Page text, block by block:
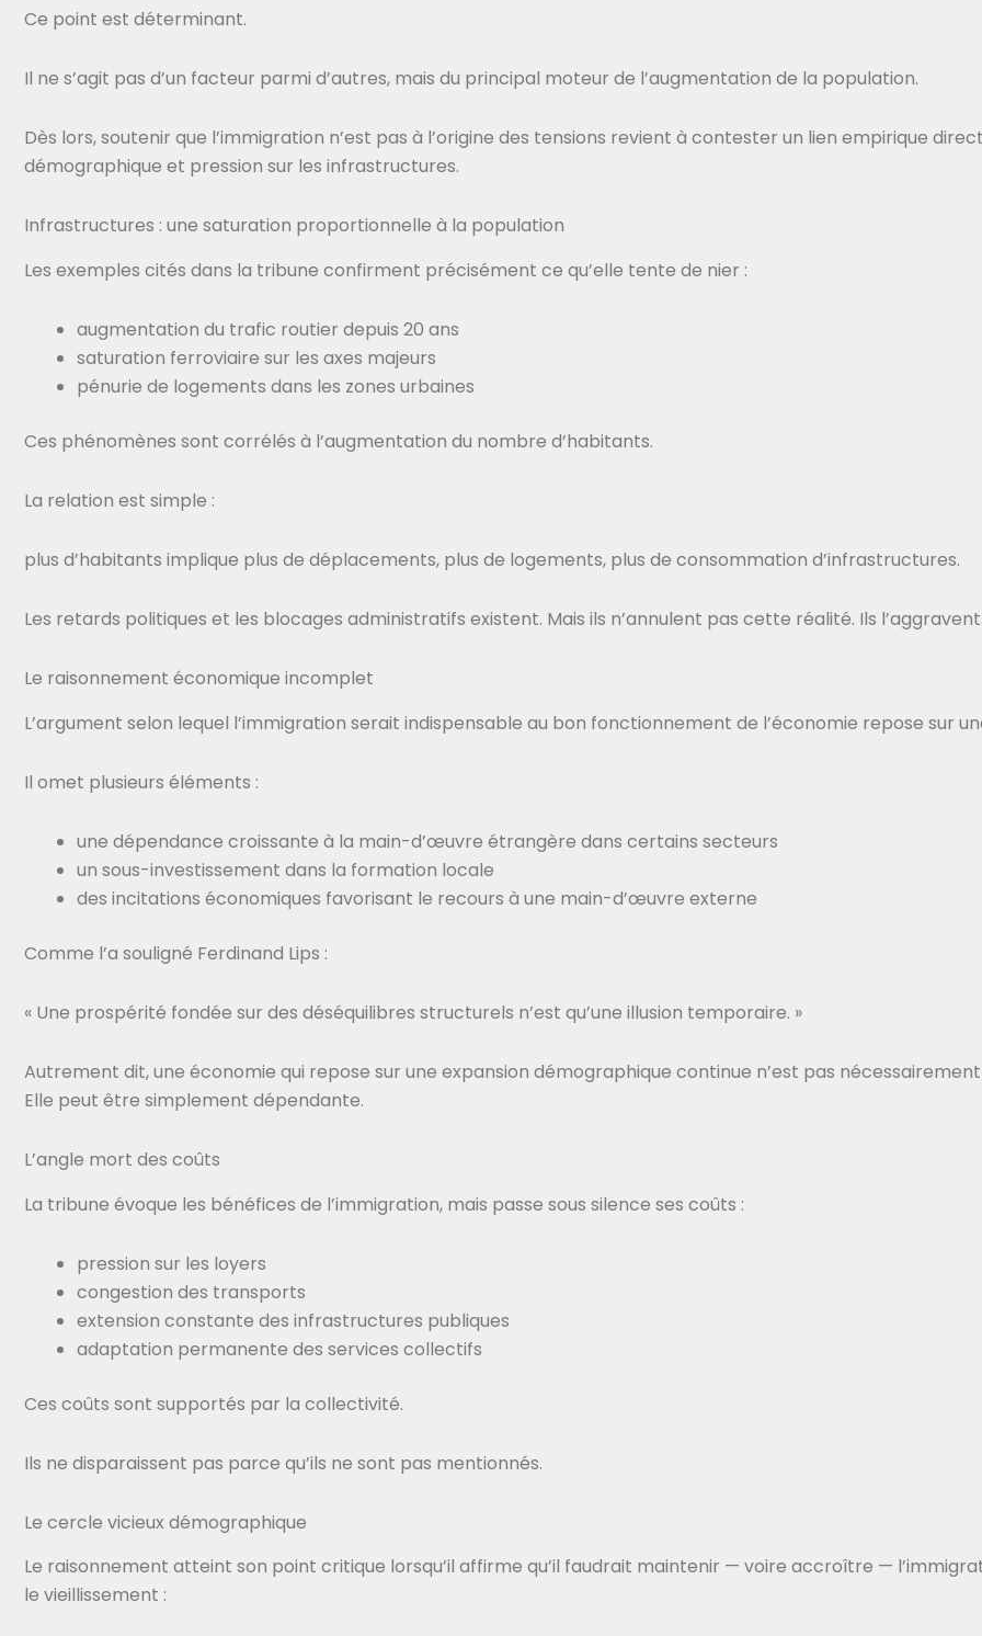
Ce point est déterminant.
Il ne s’agit pas d’un facteur parmi d’autres, mais du principal moteur de l’augmentation de la population.
Dès lors, soutenir que l’immigration n’est pas à l’origine des tensions revient à contester un lien empirique
démographique et pression sur les infrastructures.
Infrastructures : une saturation proportionnelle à la population
Les exemples cités dans la tribune confirment précisément ce qu’elle tente de nier :
augmentation du trafic routier depuis 20 ans
saturation ferroviaire sur les axes majeurs
pénurie de logements dans les zones urbaines
Ces phénomènes sont corrélés à l’augmentation du nombre d’habitants.
La relation est simple :
plus d’habitants implique plus de déplacements, plus de logements, plus de consommation d’infrastructures.
Les retards politiques et les blocages administratifs existent. Mais ils n’annulent pas cette réalité. Ils
Le raisonnement économique incomplet
L’argument selon lequel l’immigration serait indispensable au bon fonctionnement de l’économie repose sur
Il omet plusieurs éléments :
une dépendance croissante à la main-d’œuvre étrangère dans certains secteurs
un sous-investissement dans la formation locale
des incitations économiques favorisant le recours à une main-d’œuvre externe
Comme l’a souligné Ferdinand Lips :
« Une prospérité fondée sur des déséquilibres structurels n’est qu’une illusion temporaire. »
Autrement dit, une économie qui repose sur une expansion démographique continue n’est pas
Elle peut être simplement dépendante.
L’angle mort des coûts
La tribune évoque les bénéfices de l’immigration, mais passe sous silence ses coûts :
pression sur les loyers
congestion des transports
extension constante des infrastructures publiques
adaptation permanente des services collectifs
Ces coûts sont supportés par la collectivité.
Ils ne disparaissent pas parce qu’ils ne sont pas mentionnés.
Le cercle vicieux démographique
Le raisonnement atteint son point critique lorsqu’il affirme qu’il faudrait maintenir — voire accroître —
le vieillissement :